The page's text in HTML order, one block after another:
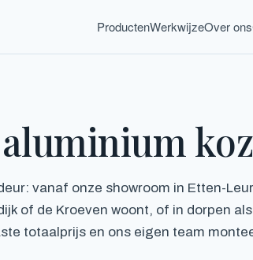
ProductenWerkwijzeOver ons
vanaf onze showroom in Etten-
of de Kroeven woont, of in dorpen
totaalprijs en ons eigen team